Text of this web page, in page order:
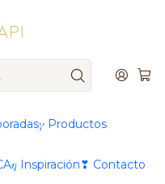
𝛾 Productos
𝜂 Inspiración❣ Contacto
100 % online 🚨
x10 unidades